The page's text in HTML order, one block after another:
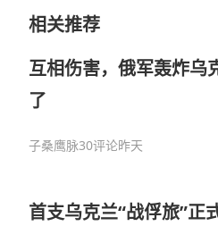
相关推荐
互相伤害，俄军轰炸乌
了
子桑鹰脉30评论昨天
首支乌克兰“战俘旅”正